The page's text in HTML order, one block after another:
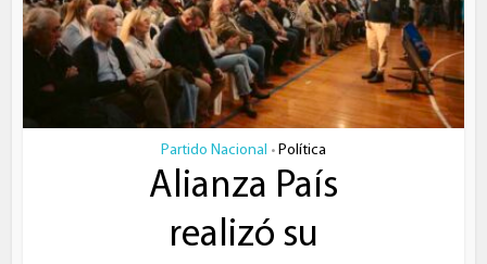
Partido Nacional • Política
Alianza País
realizó su